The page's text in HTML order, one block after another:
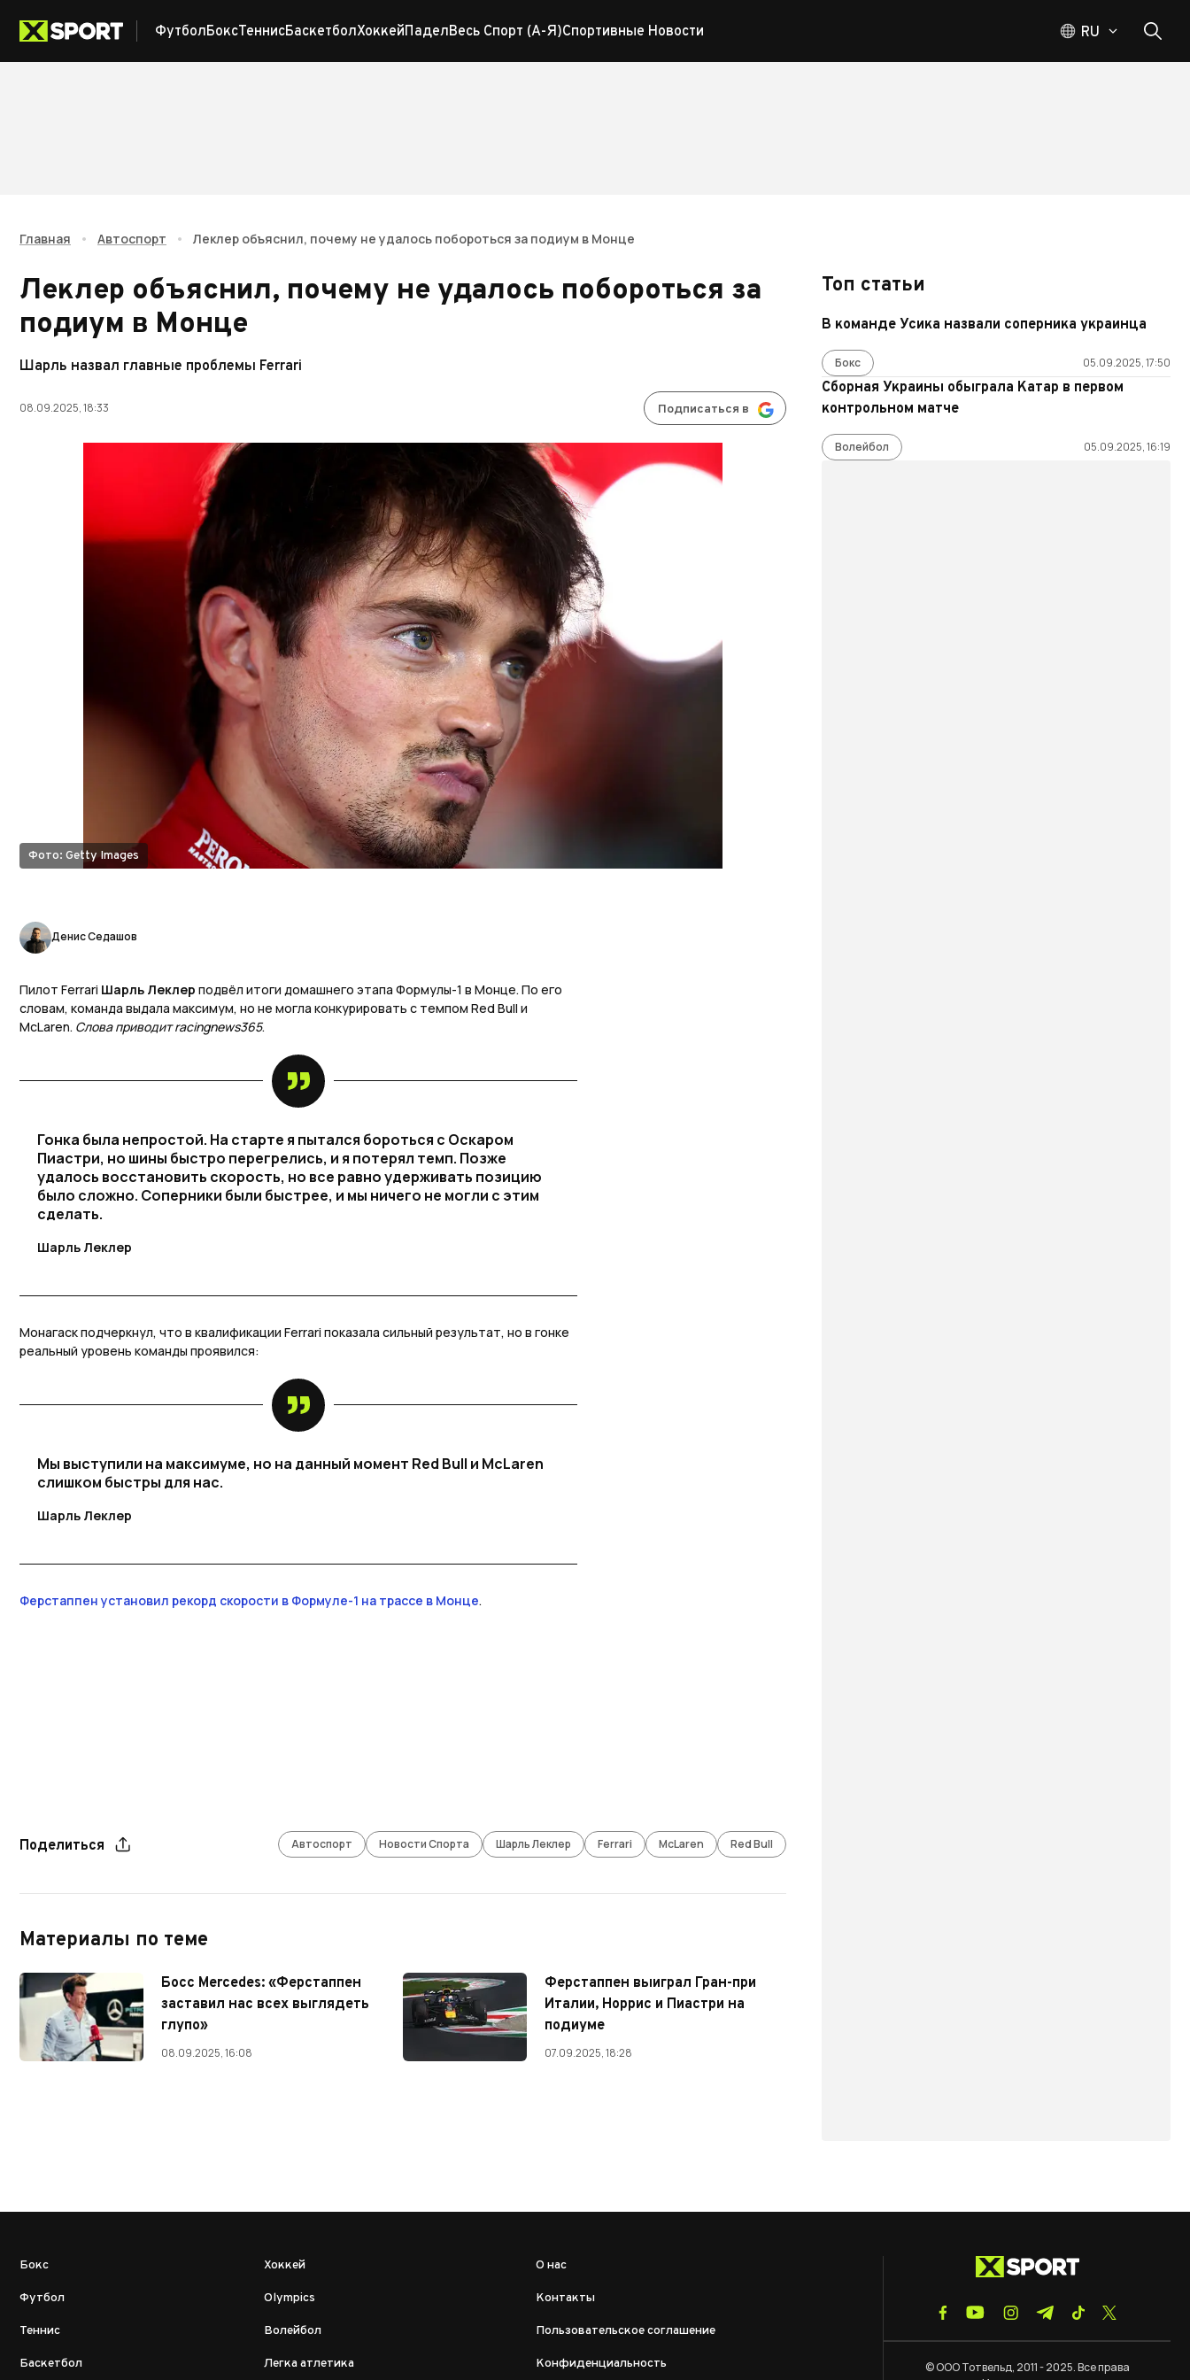
ФутболБоксТеннисБаскетболХоккейПаделВесь Спорт (А-Я)Спортивные Новости RU
Главная • Автоспорт • Леклер объяснил, почему не удалось побороться за подиум в Монце
Леклер объяснил, почему не удалось побороться за
подиум в Монце
Шарль назвал главные проблемы Ferrari
08.09.2025, 18:33 Подписаться в
Фото: Getty Images
Денис Седашов
Пилот Ferrari Шарль Леклер подвёл итоги домашнего этапа Формулы-1 в Монце. По его
словам, команда выдала максимум, но не могла конкурировать с темпом Red Bull и
McLaren. Слова приводит racingnews365.
Гонка была непростой. На старте я пытался бороться с Оскаром
Пиастри, но шины быстро перегрелись, и я потерял темп. Позже
удалось восстановить скорость, но все равно удерживать позицию
было сложно. Соперники были быстрее, и мы ничего не могли с этим
сделать.
Шарль Леклер
Монагаск подчеркнул, что в квалификации Ferrari показала сильный результат, но в гонке
реальный уровень команды проявился:
Мы выступили на максимуме, но на данный момент Red Bull и McLaren
слишком быстры для нас.
Шарль Леклер
Ферстаппен установил рекорд скорости в Формуле-1 на трассе в Монце.
Поделиться Автоспорт Новости Спорта Шарль Леклер Ferrari McLaren Red Bull
Материалы по теме
Босс Mercedes: «Ферстаппен
заставил нас всех выглядеть
глупо»
08.09.2025, 16:08
Ферстаппен выиграл Гран-при
Италии, Норрис и Пиастри на
подиуме
07.09.2025, 18:28
Топ статьи
В команде Усика назвали соперника украинца
Бокс 05.09.2025, 17:50
Сборная Украины обыграла Катар в первом
контрольном матче
Волейбол 05.09.2025, 16:19
Бокс
Футбол
Теннис
Баскетбол
Хоккей
Olympics
Волейбол
Легка атлетика
О нас
Контакты
Пользовательское соглашение
Конфиденциальность
© ООО Тотвельд, 2011 - 2025. Все права